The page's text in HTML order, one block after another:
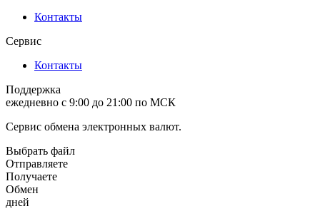
Контакты
Сервис
Контакты
Поддержка
ежедневно с 9:00 до 21:00 по МСК
Сервис обмена электронных валют.
Выбрать файл
Отправляете
Получаете
Обмен
дней